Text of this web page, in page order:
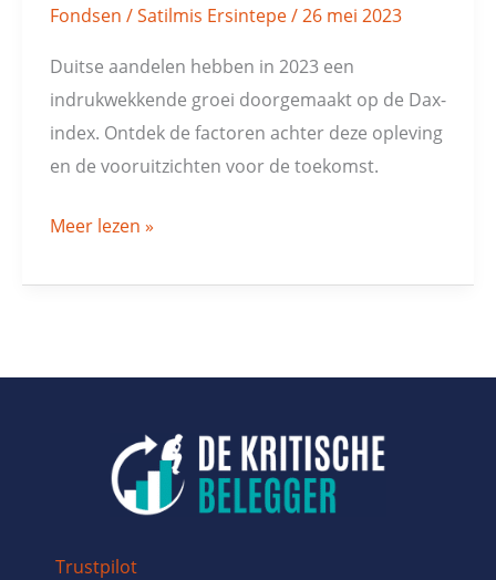
Fondsen /Satilmis Ersintepe/26 mei 2023
Duitse aandelen hebben in 2023 een
indrukwekkende groei doorgemaakt op de Dax-
index. Ontdek de factoren achter deze opleving
en de vooruitzichten voor de toekomst.
Meer lezen »
Trustpilot